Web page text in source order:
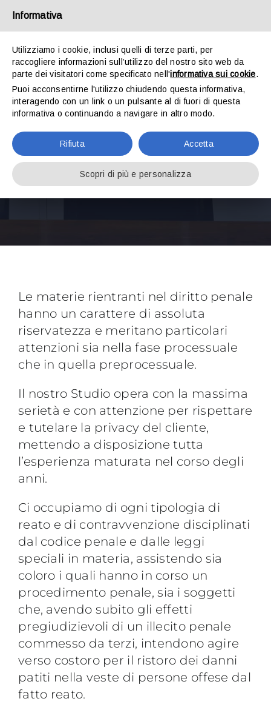
HOME
STUDIO DOTTORI COMMERCIALISTI
STUDIO LEGALE
Servizi di Diritto
Penale
Le materie rientranti nel diritto penale
hanno un carattere di assoluta
riservatezza e meritano particolari
attenzioni sia nella fase processuale
che in quella preprocessuale.
Il nostro Studio opera con la massima
serietà e con attenzione per rispettare
e tutelare la privacy del cliente,
mettendo a disposizione tutta
l’esperienza maturata nel corso degli
anni.
Ci occupiamo di ogni tipologia di
reato e di contravvenzione disciplinati
dal codice penale e dalle leggi
speciali in materia, assistendo sia
coloro i quali hanno in corso un
procedimento penale, sia i soggetti
che, avendo subito gli effetti
pregiudizievoli di un illecito penale
commesso da terzi, intendono agire
verso costoro per il ristoro dei danni
patiti nella veste di persone offese dal
fatto reato.
Informativa
Utilizziamo i cookie, inclusi quelli di terze parti, per
raccogliere informazioni sull’utilizzo del nostro sito web da
parte dei visitatori come specificato nell'informativa sui cookie.
Puoi acconsentirne l'utilizzo chiudendo questa informativa,
interagendo con un link o un pulsante al di fuori di questa
informativa o continuando a navigare in altro modo.
Rifiuta Accetta
Scopri di più e personalizza